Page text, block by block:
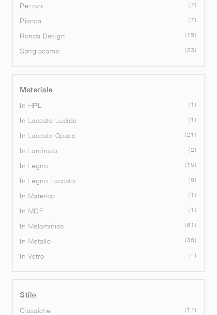
Pezzani 7
Pianca 7
Ronda Design 15
Sangiacomo 23
Materiale
In HPL
1
In Laccato Lucido 1
In Laccato Opaco 21
In Laminato 2
In Legno 15
In Legno Laccato 6
In Materico 1
In MDF 1
In Melaminico 61
In Metallo 38
In Vetro 4
Stile
Classiche
17